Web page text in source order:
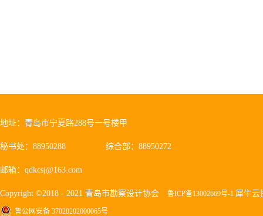
地址：青岛市宁夏路288号一号楼甲
秘书处：88950288 综合部：88950272
邮箱：qdkcsj@163.com
Copyright ©2018 - 2021 青岛市勘察设计协会 鲁ICP备13002669号-1 犀牛云
鲁公网安备 37020202000065号